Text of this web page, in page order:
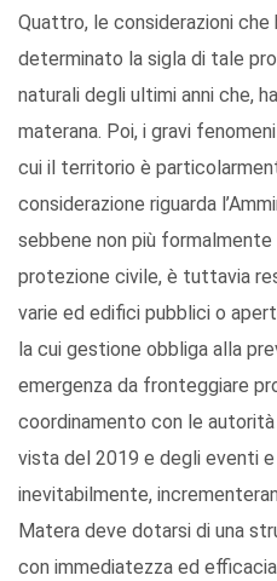
Quattro, le considerazioni che
determinato la sigla di tale
naturali degli ultimi anni che,
materana. Poi, i gravi
cui il territorio è
considerazione riguarda
sebbene non più
protezione civile, è tuttavia
varie ed edifici pubblici o
la cui gestione obbliga alla
emergenza da fronteggiare
coordinamento con le
vista del 2019 e degli eventi
inevitabilmente,
Matera deve dotarsi di una
con immediatezza ed